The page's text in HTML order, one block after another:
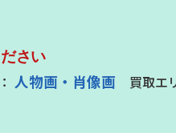
さい
人物画・肖像画